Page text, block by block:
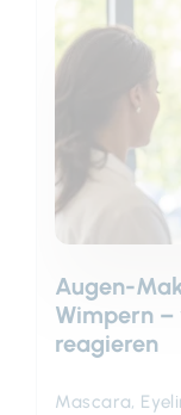
Augen-
Wimpern –
reagieren
Mascara,